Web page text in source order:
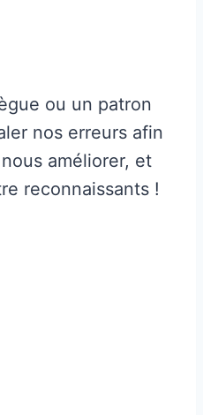
ou un patron
nos erreurs afin
améliorer, et
reconnaissants !